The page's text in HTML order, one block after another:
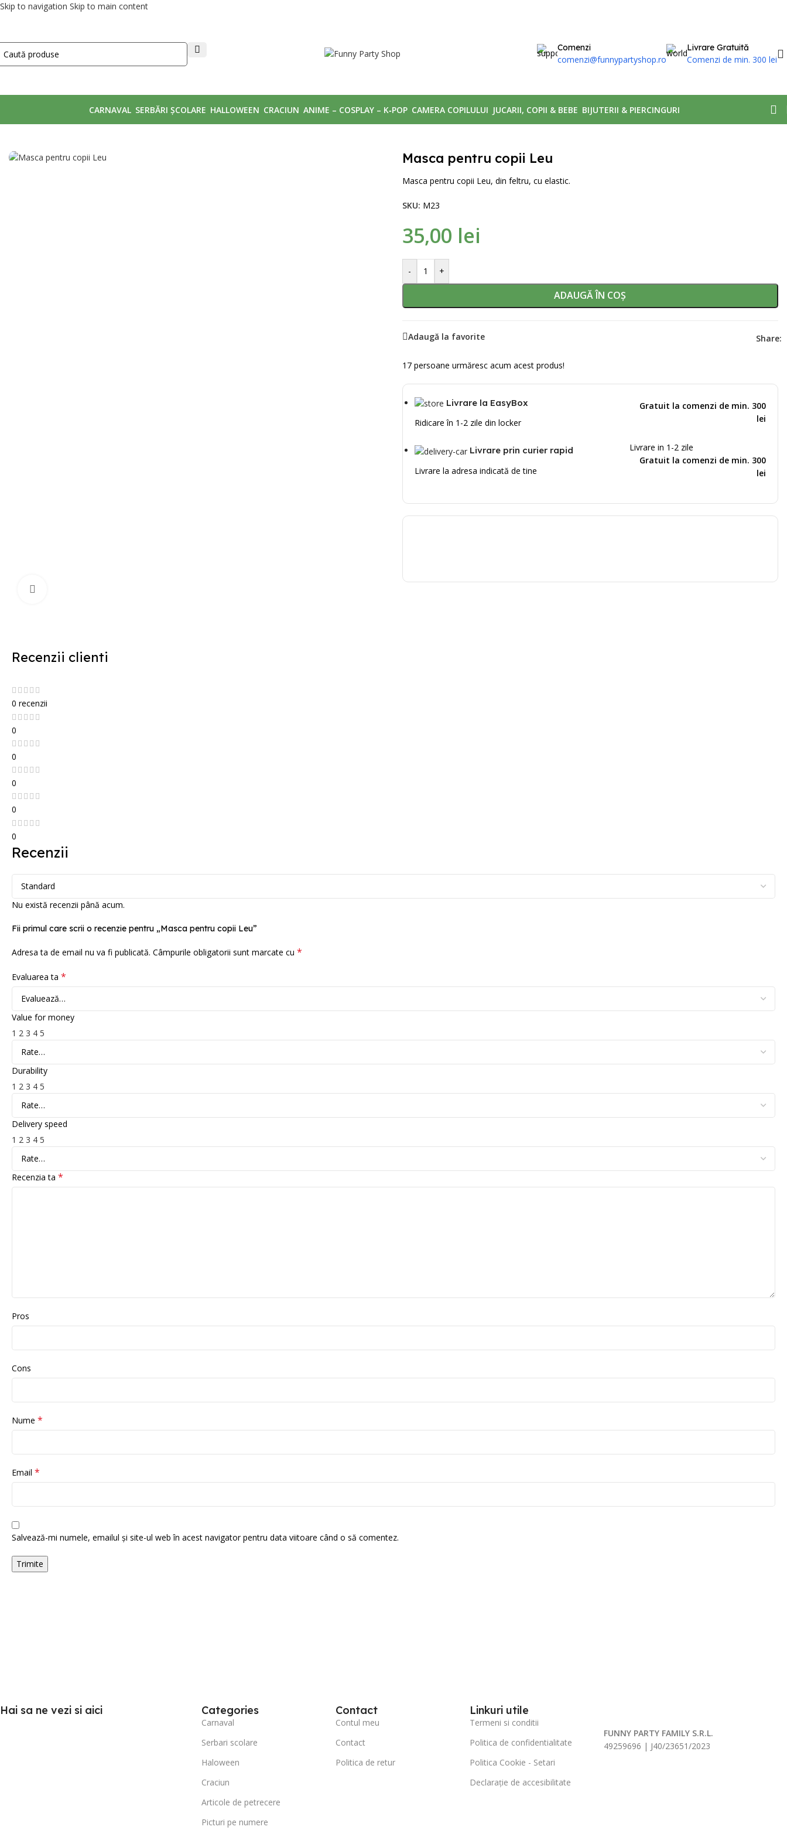
Skip to navigation Skip to main content
Comenzi
comenzi@funnypartyshop.ro
Livrare Gratuită
Comenzi de min. 300 lei
CARNAVAL SERBĂRI ȘCOLARE HALLOWEEN CRACIUN ANIME – COSPLAY – K‑POP CAMERA COPILULUI JUCARII, COPII & BEBE BIJUTERII & PIERCINGURI
Masca pentru copii Leu
Masca pentru copii Leu, din feltru, cu elastic.
SKU: M23
35,00 lei
- +
ADAUGĂ ÎN COȘ
Adaugă la favorite Share:
17 persoane urmăresc acum acest produs!
Livrare la EasyBox
Ridicare în 1-2 zile din locker
Gratuit la comenzi de min. 300
lei
Livrare prin curier rapid
Livrare la adresa indicată de tine
Livrare in 1-2 zile
Gratuit la comenzi de min. 300
lei
Recenzii clienti
0 recenzii
0
0
0
0
0
Recenzii
Nu există recenzii până acum.
Fii primul care scrii o recenzie pentru „Masca pentru copii Leu”
Adresa ta de email nu va fi publicată. Câmpurile obligatorii sunt marcate cu *
Evaluarea ta *
Value for money
1 2 3 4 5
Durability
1 2 3 4 5
Delivery speed
1 2 3 4 5
Recenzia ta *
Pros
Cons
Nume *
Email *
Salvează-mi numele, emailul și site-ul web în acest navigator pentru data viitoare când o să comentez.
Hai sa ne vezi si aici Categories
Carnaval
Serbari scolare
Haloween
Craciun
Articole de petrecere
Picturi pe numere
Contact
Contul meu
Contact
Politica de retur
Linkuri utile
Termeni si conditii
Politica de confidentialitate
Politica Cookie - Setari
Declarație de accesibilitate
FUNNY PARTY FAMILY S.R.L.
49259696 | J40/23651/2023